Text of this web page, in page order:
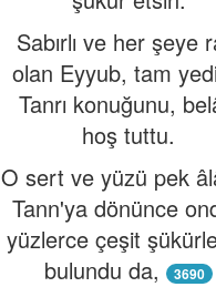
Sabırlı ve her şeye
olan Eyyub, tam
Tanrı konuğunu,
hoş tuttu.
O sert ve yüzü pek
Tann'ya dönünce
yüzlerce çeşit
bulundu da,
3690